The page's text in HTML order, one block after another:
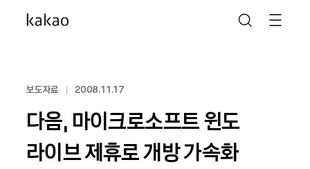
보도자료 2008.11.17
다음, 마이크로소프트 윈도
라이브 제휴로 개방 가속화